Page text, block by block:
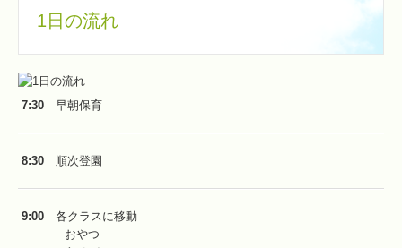
1日の流れ
7:30 早朝保育
8:30 順次登園
9:00 各クラスに移動
おやつ